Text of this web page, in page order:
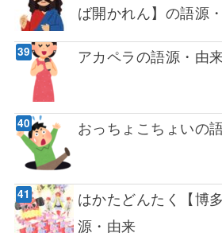
ば開かれん】の語源
アカペラの語源・由
おっちょこちょいの
はかたどんたく【博
源・由来